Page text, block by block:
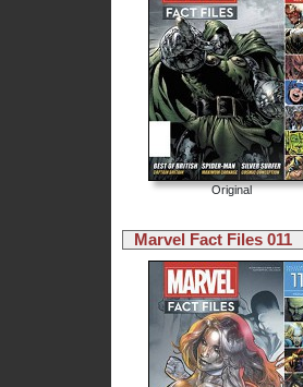
Original
Marvel Fact Files 011